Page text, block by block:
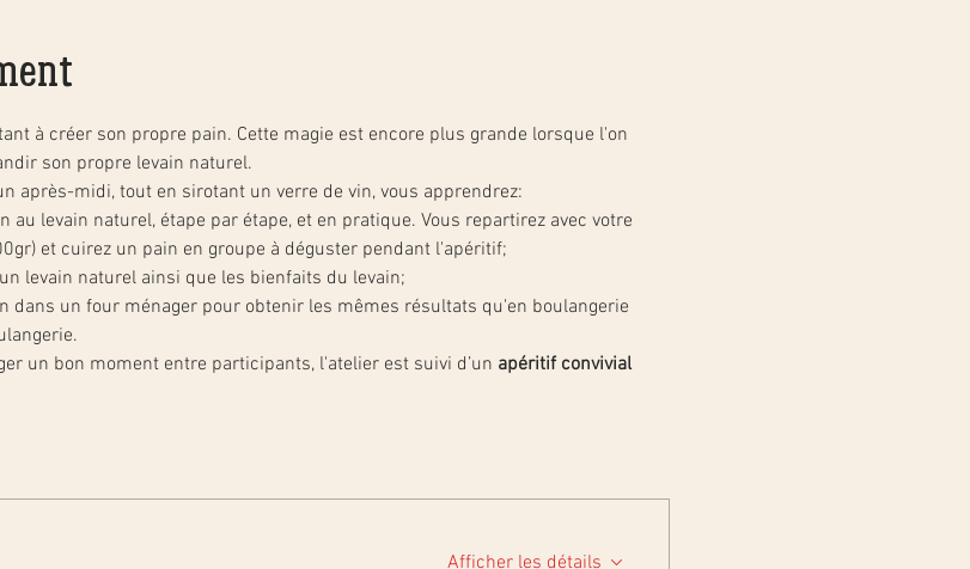
à créer son propre pain. Cette magie est encore plus grande lorsque l'on
son propre levain naturel.
après-midi, tout en sirotant un verre de vin, vous apprendrez:
levain naturel, étape par étape, et en pratique. Vous repartirez avec votre
et cuirez un pain en groupe à déguster pendant l'apéritif;
levain naturel ainsi que les bienfaits du levain;
dans un four ménager pour obtenir les mêmes résultats qu'en boulangerie
un bon moment entre participants, l'atelier est suivi d’un apéritif convivial
Afficher les détails